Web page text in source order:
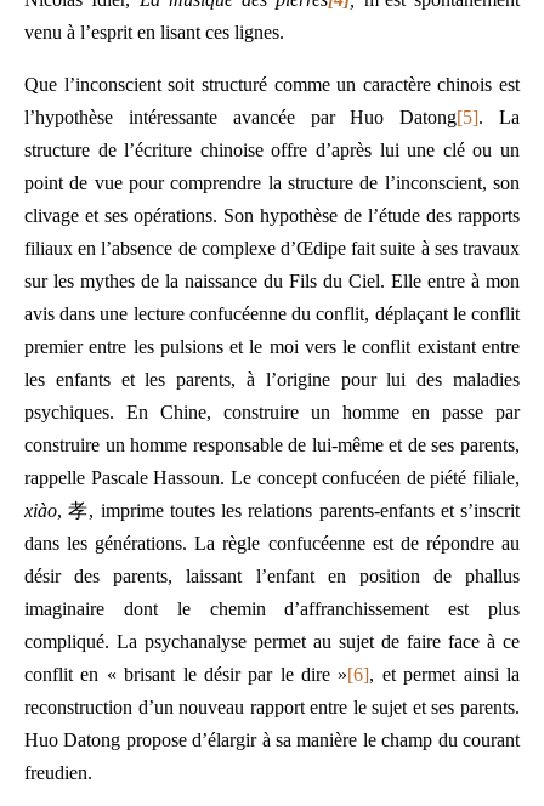
venu à l’esprit en lisant ces lignes.
Que l’inconscient soit structuré comme un caractère chinois est
l’hypothèse intéressante avancée par Huo Datong[5]. La
structure de l’écriture chinoise offre d’après lui une clé ou un
point de vue pour comprendre la structure de l’inconscient, son
clivage et ses opérations. Son hypothèse de l’étude des rapports
filiaux en l’absence de complexe d’Œdipe fait suite à ses travaux
sur les mythes de la naissance du Fils du Ciel. Elle entre à mon
avis dans une lecture confucéenne du conflit, déplaçant le conflit
premier entre les pulsions et le moi vers le conflit existant entre
les enfants et les parents, à l’origine pour lui des maladies
psychiques. En Chine, construire un homme en passe par
construire un homme responsable de lui-même et de ses parents,
rappelle Pascale Hassoun. Le concept confucéen de piété filiale,
xiào, 孝, imprime toutes les relations parents-enfants et s’inscrit
dans les générations. La règle confucéenne est de répondre au
désir des parents, laissant l’enfant en position de phallus
imaginaire dont le chemin d’affranchissement est plus
compliqué. La psychanalyse permet au sujet de faire face à ce
conflit en « brisant le désir par le dire »[6], et permet ainsi la
reconstruction d’un nouveau rapport entre le sujet et ses parents.
Huo Datong propose d’élargir à sa manière le champ du courant
freudien.